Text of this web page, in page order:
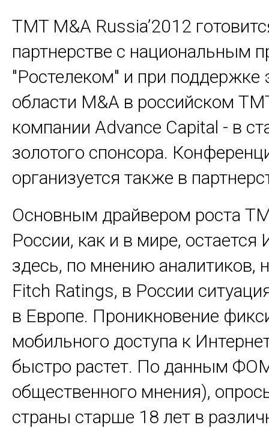
TMT M&A Russia’2012
партнерстве с национальным
"Ростелеком" и при поддержке
области М&А в российском
компании Advance Capital - в
золотого спонсора.
организуется также в
Основным драйвером роста
России, как и в мире, остается
здесь, по мнению аналитиков,
Fitch Ratings, в России
в Европе. Проникновение
мобильного доступа к
быстро растет. По данным
общественного мнения),
страны старше 18 лет в